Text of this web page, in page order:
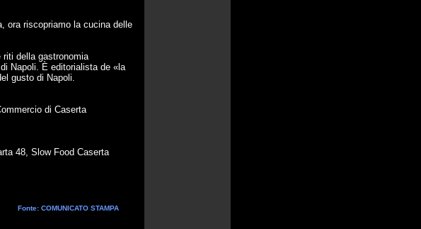
ora riscopriamo la cucina delle
riti della gastronomia
Napoli. È editorialista de «la
gusto di Napoli.
di Caserta
48, Slow Food Caserta
Fonte: COMUNICATO STAMPA